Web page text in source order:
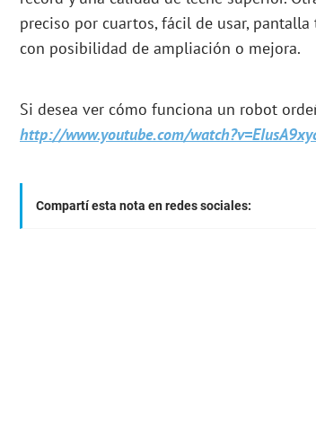
preciso por cuartos, fácil de usar,
con posibilidad de ampliación o mejora.
Si desea ver cómo funciona un robot
http://www.youtube.com/
Compartí esta nota en redes sociales: